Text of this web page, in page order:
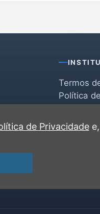
Termos
Política
Contato
de Privacidadee,